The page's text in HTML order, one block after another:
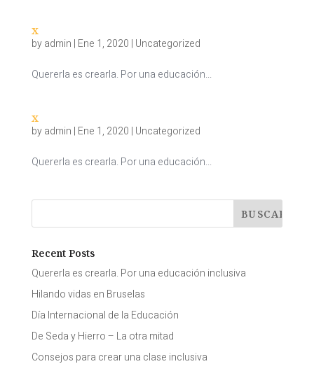
x
byadmin | Ene 1, 2020 | Uncategorized
Quererla es crearla. Por una educación...
x
byadmin | Ene 1, 2020 | Uncategorized
Quererla es crearla. Por una educación...
Recent Posts
Quererla es crearla. Por una educación inclusiva
Hilando vidas en Bruselas
Día Internacional de la Educación
De Seda y Hierro – La otra mitad
Consejos para crear una clase inclusiva